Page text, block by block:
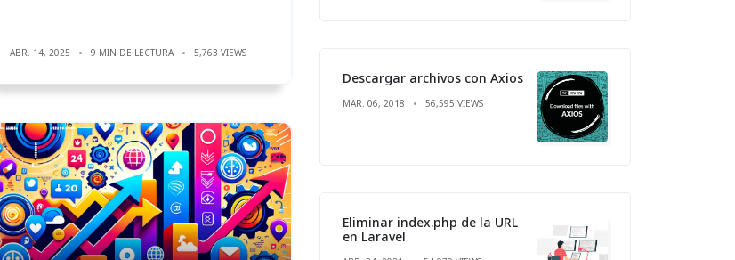
ABR. 14, 2025 9 MIN DE LECTURA 5,763 VIEWS
Descargar archivos con Axios
MAR. 06, 2018 56,595 VIEWS
Eliminar index.php de la URL
en Laravel